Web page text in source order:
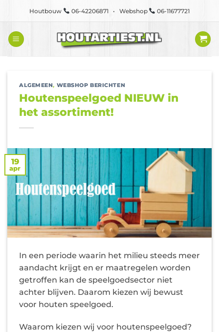
inhoud
Houtbouw 06-42206871 • Webshop 06-11677721
ALGEMEEN, WEBSHOP BERICHTEN
Houtenspeelgoed NIEUW in
het assortiment!
19
apr
In een periode waarin het milieu steeds meer
aandacht krijgt en er maatregelen worden
getroffen kan de speelgoedsector niet
achter blijven. Daarom kiezen wij bewust
voor houten speelgoed.
Waarom kiezen wij voor houtenspeelgoed?